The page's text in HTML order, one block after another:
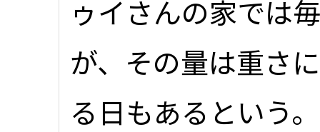
ゥイさんの家では
が、その量は重さ
る日もあるという